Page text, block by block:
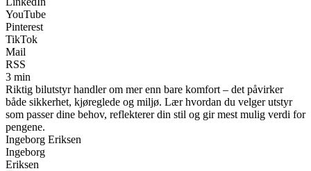
YouTube
Pinterest
TikTok
Mail
RSS
3 min
Riktig bilutstyr handler om mer enn bare komfort – det påvirker
både sikkerhet, kjøreglede og miljø. Lær hvordan du velger utstyr
som passer dine behov, reflekterer din stil og gir mest mulig verdi for
pengene.
Ingeborg Eriksen
Ingeborg
Eriksen